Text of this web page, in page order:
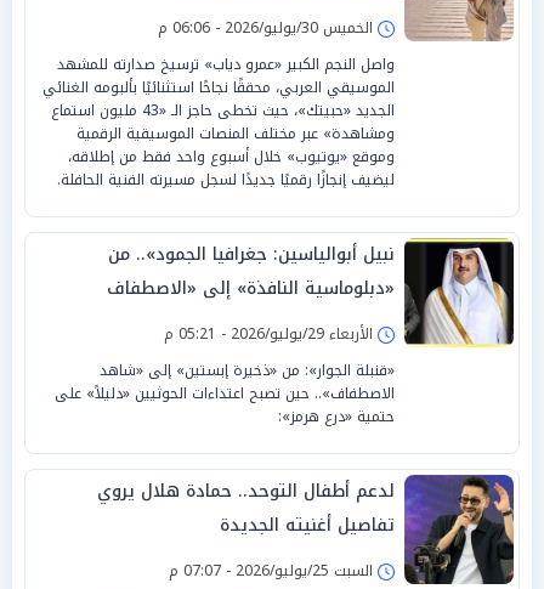
الخميس 30/يوليو/2026 - 06:06 م
واصل النجم الكبير «عمرو دياب» ترسيخ صدارته للمشهد
الموسيقي العربي، محققًا نجاحًا استثنائيًا بألبومه الغنائي
الجديد «حبيتك»، حيث تخطى حاجز الـ «43 مليون استماع
ومشاهدة» عبر مختلف المنصات الموسيقية الرقمية
وموقع «يوتيوب» خلال أسبوع واحد فقط من إطلاقه،
ليضيف إنجازًا رقميًا جديدًا لسجل مسيرته الفنية الحافلة.
نبيل أبوالياسين: جغرافيا الجمود».. من
«دبلوماسية النافذة» إلى «الاصطفاف
السيادي» حين تصبح «النتائج صفرية»
الأربعاء 29/يوليو/2026 - 05:21 م
«قنبلة الجوار»: من «ذخيرة إبستين» إلى «شاهد
الاصطفاف».. حين تصبح اعتداءات الحوثيين «دليلاً» على
حتمية «درع هرمز»:
لدعم أطفال التوحد.. حمادة هلال يروي
تفاصيل أغنيته الجديدة
السبت 25/يوليو/2026 - 07:07 م